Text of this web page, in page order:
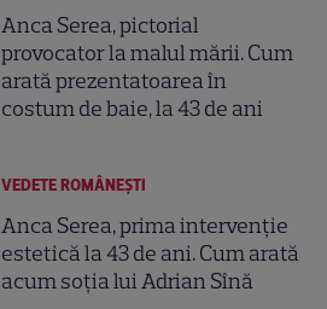
Anca Serea, pictorial
provocator la malul mării. Cum
arată prezentatoarea în
costum de baie, la 43 de ani
VEDETE ROMÂNEŞTI
Anca Serea, prima intervenție
estetică la 43 de ani. Cum arată
acum soția lui Adrian Sînă